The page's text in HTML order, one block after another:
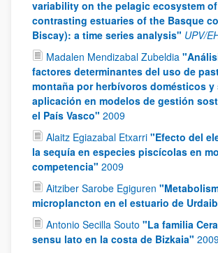
variability on the pelagic ecosystem
contrasting estuaries of the Basque
Biscay): a time series analysis" UPV/
Madalen Mendizabal Zubeldia
factores determinantes del uso de
montaña por herbívoros domésticos y
aplicación en modelos de gestión
el País Vasco" 2009
Alaitz Egiazabal Etxarri "Efecto del
la sequía en especies piscícolas en
competencia" 2009
Aitziber Sarobe Egiguren
microplancton en el estuario de
Antonio Secilla Souto "La familia
sensu lato en la costa de Bizkaia"